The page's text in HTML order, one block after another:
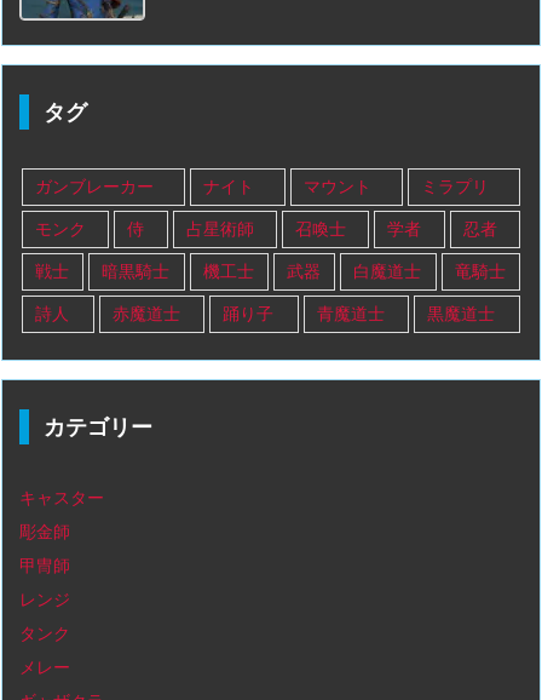
タグ
ガンブレーカー ナイト マウント ミラプリ
モンク 侍 占星術師 召喚士 学者 忍者
戦士 暗黒騎士 機工士 武器 白魔道士 竜騎士
詩人 赤魔道士 踊り子 青魔道士 黒魔道士
カテゴリー
キャスター
彫金師
甲冑師
レンジ
タンク
メレー